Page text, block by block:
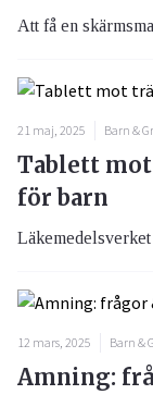
Att få en
21 maj, 2025 Barn &
Tablett
för barn
Läkemedelsverket
12 mars, 2025 Barn &
Amning: